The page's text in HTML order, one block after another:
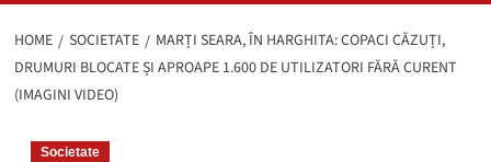
HOME SOCIETATE
MARȚI SEARA, ÎN HARGHITA: COPACI CĂZUȚI,
DRUMURI BLOCATE ȘI APROAPE 1.600 DE UTILIZATORI FĂRĂ CURENT
(IMAGINI VIDEO)
Societate